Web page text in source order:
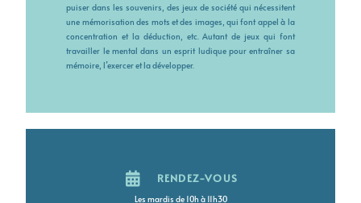
puiser dans les souvenirs, des jeux de société qui nécessitent
une mémorisation des mots et des images, qui font appel à la
concentration et la déduction, etc. Autant de jeux qui font
travailler le mental dans un esprit ludique pour entraîner sa
mémoire, l’exercer et la développer.
RENDEZ-VOUS
Les mardis de 10h à 11h30